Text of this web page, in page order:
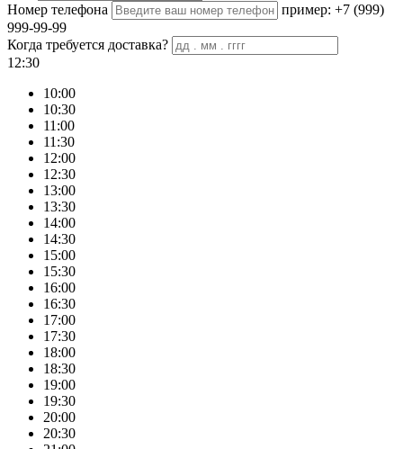
Номер телефона
пример: +7 (999)
999-99-99
Когда требуется доставка?
12:30
10:00
10:30
11:00
11:30
12:00
12:30
13:00
13:30
14:00
14:30
15:00
15:30
16:00
16:30
17:00
17:30
18:00
18:30
19:00
19:30
20:00
20:30